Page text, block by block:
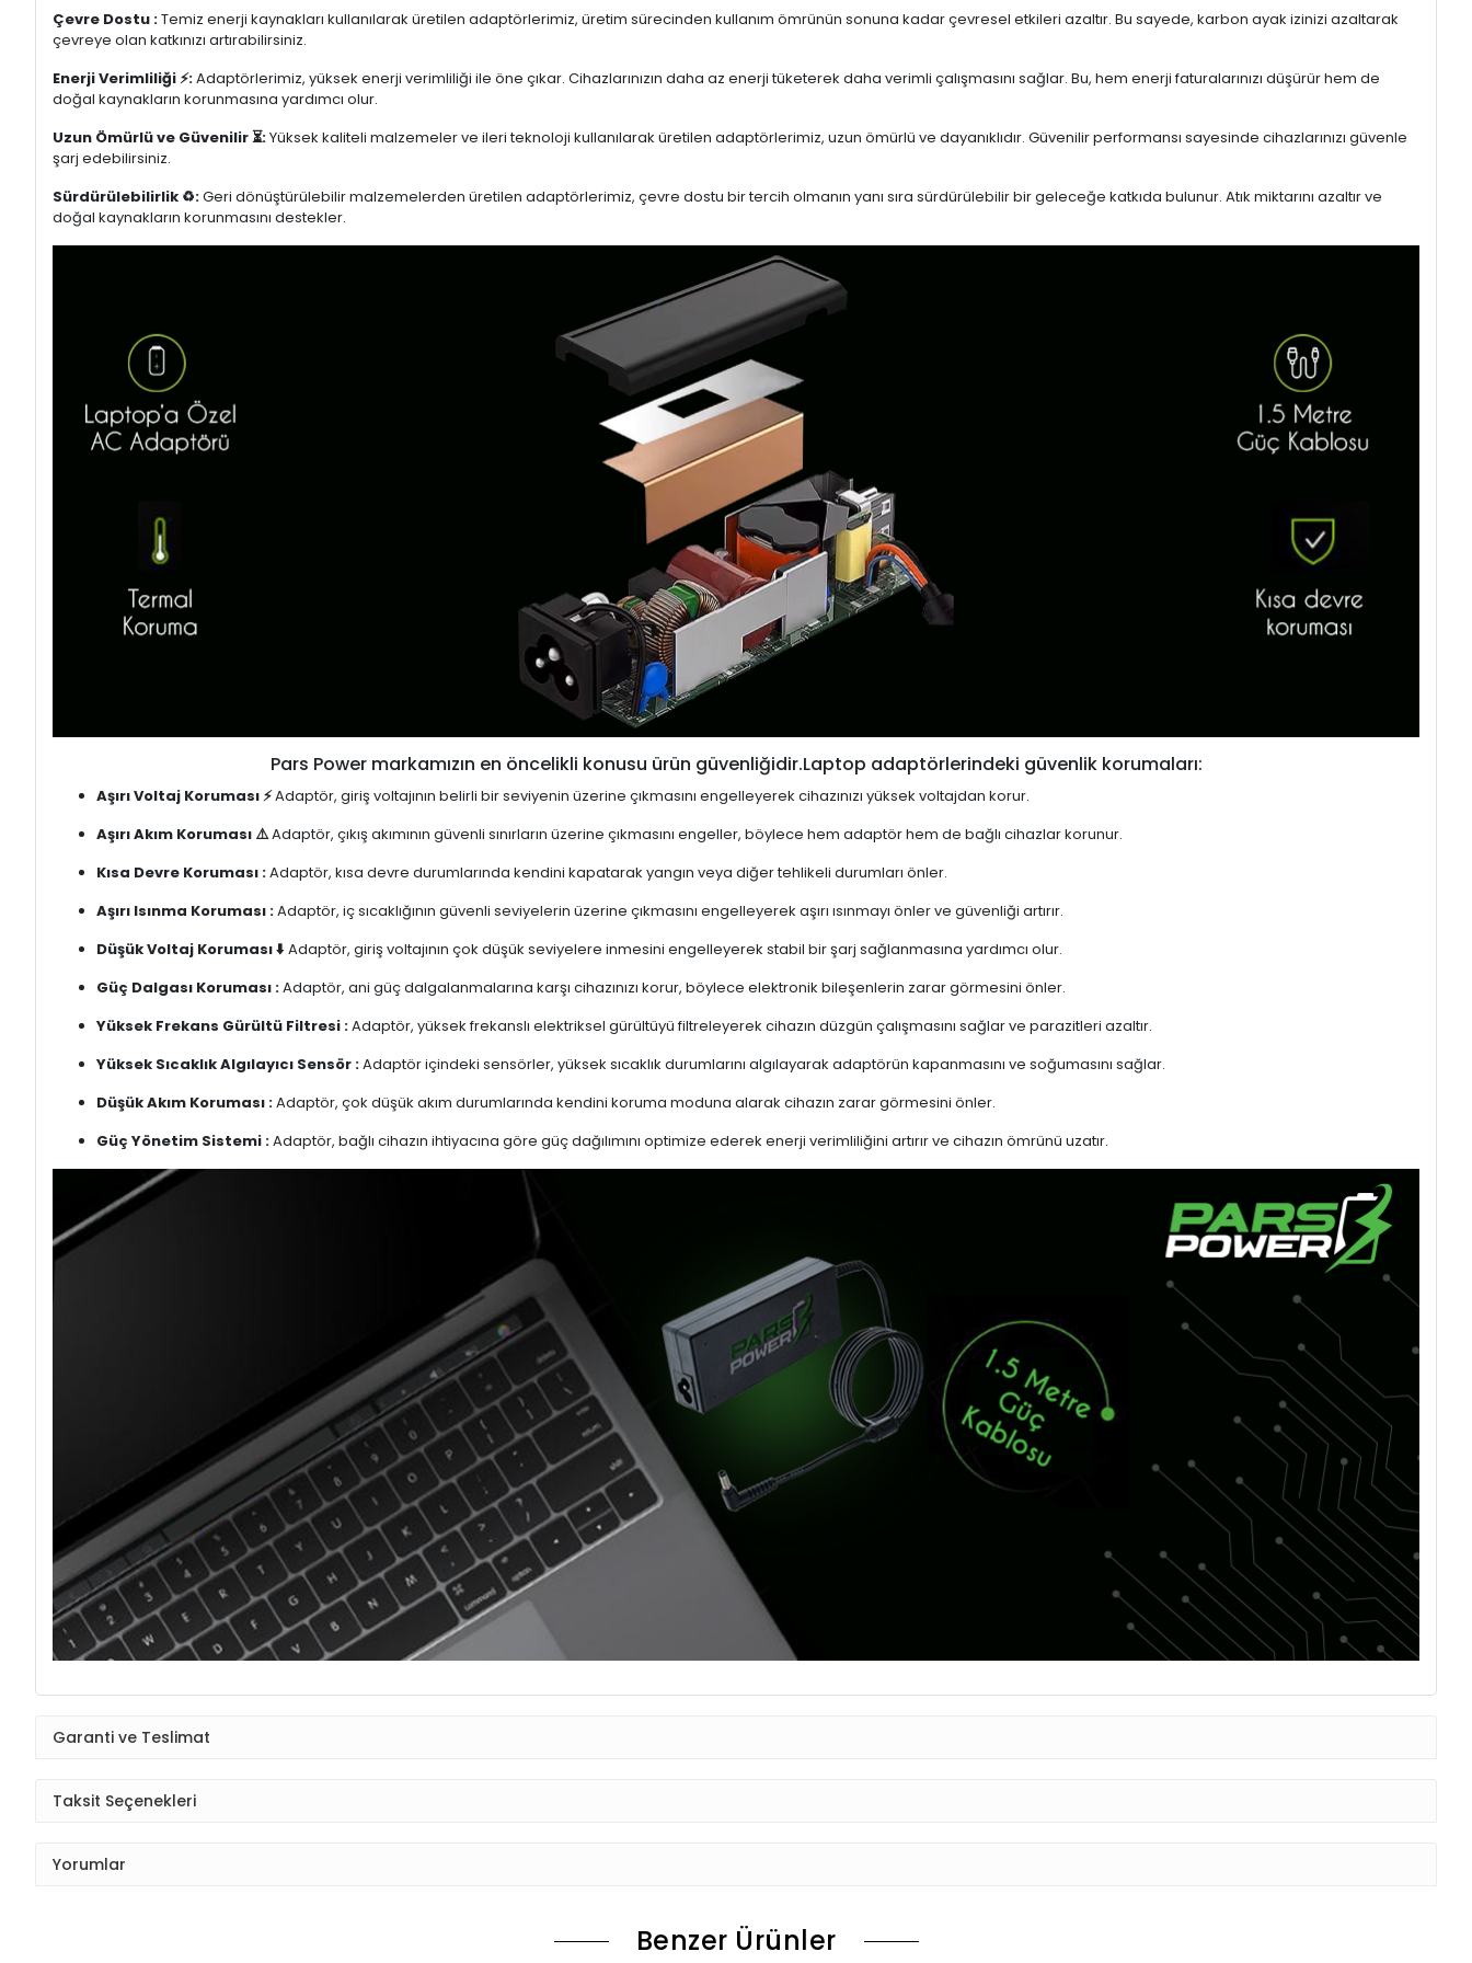
Çevre Dostu :Temiz enerji kaynakları kullanılarak üretilen adaptörlerimiz, üretim sürecinden kullanım ömrünün sonuna kadar çevresel etkileri azaltır. Bu sayede, karbon ayak izinizi azaltarak
çevreye olan katkınızı artırabilirsiniz.
Enerji Verimliliği ⚡:Adaptörlerimiz, yüksek enerji verimliliği ile öne çıkar. Cihazlarınızın daha az enerji tüketerek daha verimli çalışmasını sağlar. Bu, hem enerji faturalarınızı düşürür hem de
doğal kaynakların korunmasına yardımcı olur.
Uzun Ömürlü ve Güvenilir ⏳:Yüksek kaliteli malzemeler ve ileri teknoloji kullanılarak üretilen adaptörlerimiz, uzun ömürlü ve dayanıklıdır. Güvenilir performansı sayesinde cihazlarınızı güvenle
şarj edebilirsiniz.
Sürdürülebilirlik ♻️:Geri dönüştürülebilir malzemelerden üretilen adaptörlerimiz, çevre dostu bir tercih olmanın yanı sıra sürdürülebilir bir geleceğe katkıda bulunur. Atık miktarını azaltır ve
doğal kaynakların korunmasını destekler.
Pars Power markamızın en öncelikli konusu ürün güvenliğidir.Laptop adaptörlerindeki güvenlik korumaları:
Aşırı Voltaj Koruması ⚡Adaptör, giriş voltajının belirli bir seviyenin üzerine çıkmasını engelleyerek cihazınızı yüksek voltajdan korur.
Aşırı Akım Koruması ⚠️Adaptör, çıkış akımının güvenli sınırların üzerine çıkmasını engeller, böylece hem adaptör hem de bağlı cihazlar korunur.
Kısa Devre Koruması :Adaptör, kısa devre durumlarında kendini kapatarak yangın veya diğer tehlikeli durumları önler.
Aşırı Isınma Koruması :Adaptör, iç sıcaklığının güvenli seviyelerin üzerine çıkmasını engelleyerek aşırı ısınmayı önler ve güvenliği artırır.
Düşük Voltaj Koruması ⬇️Adaptör, giriş voltajının çok düşük seviyelere inmesini engelleyerek stabil bir şarj sağlanmasına yardımcı olur.
Güç Dalgası Koruması :Adaptör, ani güç dalgalanmalarına karşı cihazınızı korur, böylece elektronik bileşenlerin zarar görmesini önler.
Yüksek Frekans Gürültü Filtresi :Adaptör, yüksek frekanslı elektriksel gürültüyü filtreleyerek cihazın düzgün çalışmasını sağlar ve parazitleri azaltır.
Yüksek Sıcaklık Algılayıcı Sensör :Adaptör içindeki sensörler, yüksek sıcaklık durumlarını algılayarak adaptörün kapanmasını ve soğumasını sağlar.
Düşük Akım Koruması :Adaptör, çok düşük akım durumlarında kendini koruma moduna alarak cihazın zarar görmesini önler.
Güç Yönetim Sistemi :Adaptör, bağlı cihazın ihtiyacına göre güç dağılımını optimize ederek enerji verimliliğini artırır ve cihazın ömrünü uzatır.
Garanti ve Teslimat
Taksit Seçenekleri
Yorumlar
Benzer Ürünler